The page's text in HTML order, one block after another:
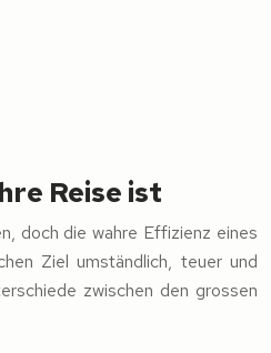
Reise ist
doch die wahre Effizienz eines
Ziel umständlich, teuer und
zwischen den grossen